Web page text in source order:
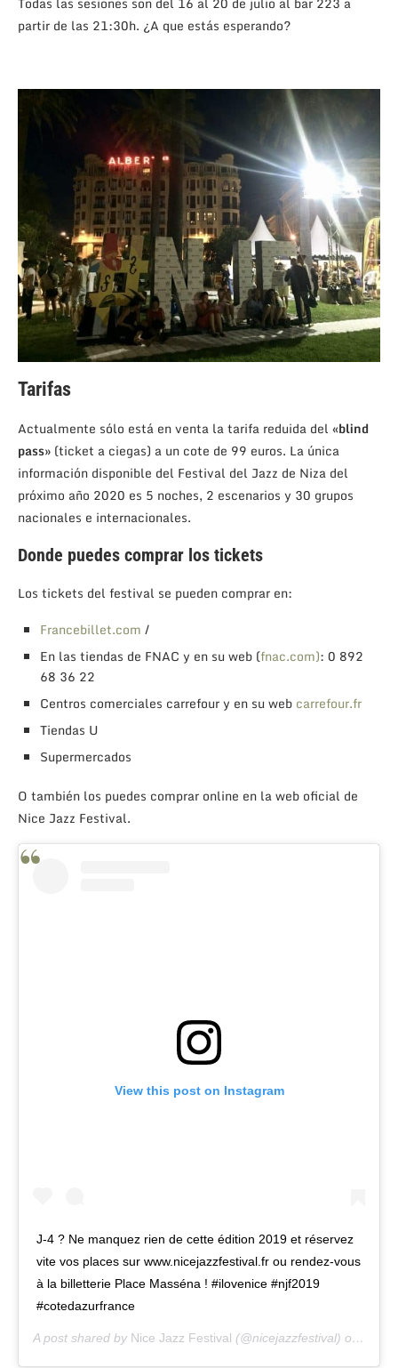
partir de las 21:30h. ¿A que estás esperando?
Tarifas
Actualmente sólo está en venta la tarifa reduida del «blind
pass» (ticket a ciegas) a un cote de 99 euros. La única
información disponible del Festival del Jazz de Niza del
próximo año 2020 es 5 noches, 2 escenarios y 30 grupos
nacionales e internacionales.
Donde puedes comprar los tickets
Los tickets del festival se pueden comprar en:
Francebillet.com /
En las tiendas de FNAC y en su web (fnac.com): 0 892
68 36 22
Centros comerciales carrefour y en su web carrefour.fr
Tiendas U
Supermercados
O también los puedes comprar online en la web oficial de
Nice Jazz Festival.
View this post on Instagram
J-4 ? Ne manquez rien de cette édition 2019 et réservez
vite vos places sur www.nicejazzfestival.fr ou rendez-vous
à la billetterie Place Masséna ! #ilovenice #njf2019
#cotedazurfrance
A post shared by Nice Jazz Festival (@nicejazzfestival) on